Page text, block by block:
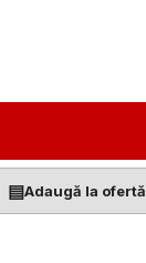
▤Adaugă la ofertă